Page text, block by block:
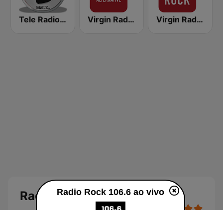
Tele Radio Stereo Virgin Radio Rock Alternative Virgin Radio Hard Rock
Radio Rock 106.6
Radio Rock 106.6 ao vivo